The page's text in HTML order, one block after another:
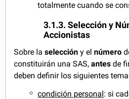
totalmente cuando se
3.1.3. Selección y
Accionistas
Sobre laseleccióny el número
constituirán una SAS,antes de
deben definir los siguientes
condición personal: si